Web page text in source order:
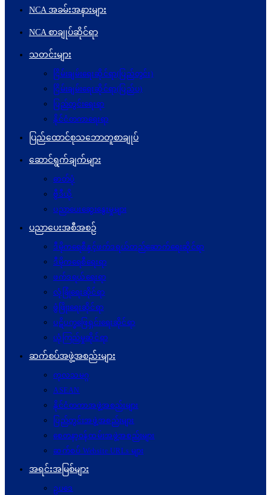
NCA အခမ်းအနားများ
NCA စာချုပ်ဆိုင်ရာ
သတင်းများ
ငြိမ်းချမ်းရေးဆိုင်ရာ(ပြည်တွင်း)
ငြိမ်းချမ်းရေးဆိုင်ရာ(ပြည်ပ)
ပြည်တွင်းရေးရာ
နိုင်ငံတကာရေးရာ
ပြည်ထောင်စုသဘောတူစာချုပ်
ဆောင်ရွက်ချက်များ
ဓာတ်ပုံ
ဗွီဒီယို
ပညာပေးဆွေးနွေးမှုများ
ပညာပေးအစီအစဉ်
ဒီမိုကရေစီနှင့်ဖက်ဒရယ်တည်ဆောက်ရေးဆိုင်ရာ
ဒီမိုကရေစီရေးရာ
ဖက်ဒရယ်ရေးရာ
လုံခြုံရေးဆိုင်ရာ
ဖွံဖြိုးရေးဆိုင်ရာ
ပဋိပက္ခ‌ဖြေရှင်းရေးဆိုင်ရာ
ယုံကြည်မှုဆိုင်ရာ
ဆက်စပ်အဖွဲ့အစည်းများ
ကုလသမဂ္ဂ
ASEAN
နိုင်ငံတကာအဖွဲ့အစည်းများ
ပြည်တွင်းအဖွဲ့အစည်းများ
စေတနာ့ဝန်ထမ်းအဖွဲ့အစည်းများ
ဆက်စပ် Website URLs များ
အရင်းအမြစ်များ
ဥပဒေ